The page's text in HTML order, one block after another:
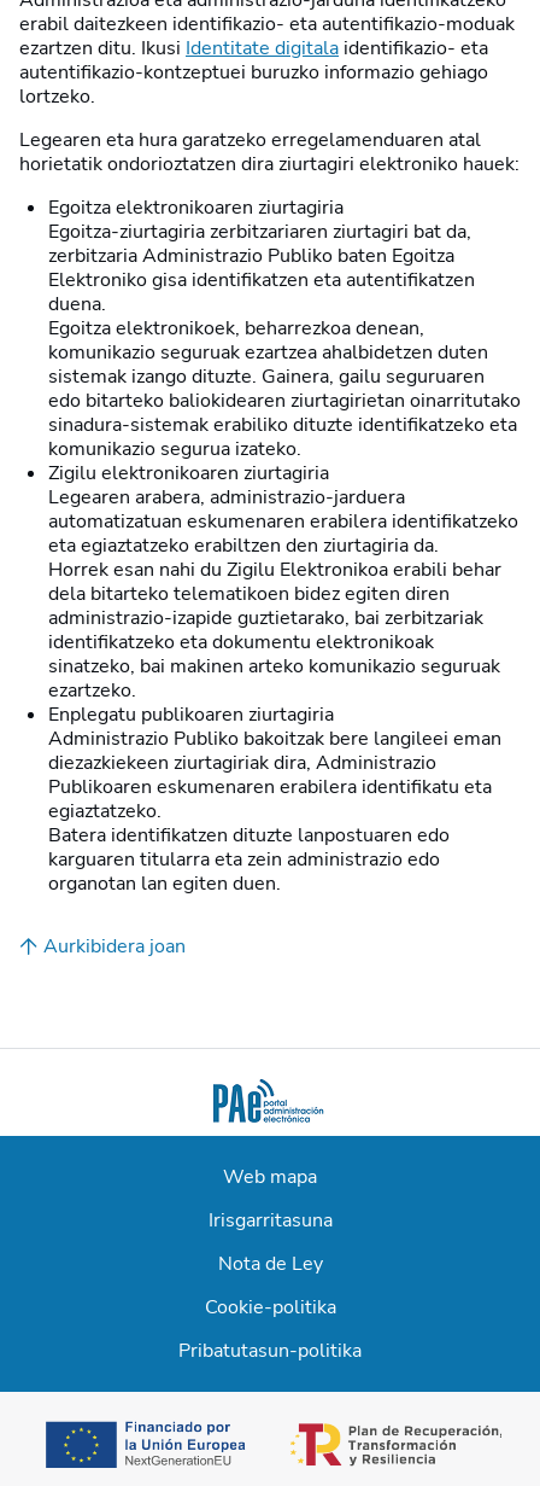
erabil daitezkeen identifikazio- eta autentifikazio-moduak
ezartzen ditu. Ikusi Identitate digitala identifikazio- eta
autentifikazio-kontzeptuei buruzko informazio gehiago
lortzeko.
Legearen eta hura garatzeko erregelamenduaren atal
horietatik ondorioztatzen dira ziurtagiri elektroniko hauek:
Egoitza elektronikoaren ziurtagiria
Egoitza-ziurtagiria zerbitzariaren ziurtagiri bat da,
zerbitzaria Administrazio Publiko baten Egoitza
Elektroniko gisa identifikatzen eta autentifikatzen
duena.
Egoitza elektronikoek, beharrezkoa denean,
komunikazio seguruak ezartzea ahalbidetzen duten
sistemak izango dituzte. Gainera, gailu seguruaren
edo bitarteko baliokidearen ziurtagirietan oinarritutako
sinadura-sistemak erabiliko dituzte identifikatzeko eta
komunikazio segurua izateko.
Zigilu elektronikoaren ziurtagiria
Legearen arabera, administrazio-jarduera
automatizatuan eskumenaren erabilera identifikatzeko
eta egiaztatzeko erabiltzen den ziurtagiria da.
Horrek esan nahi du Zigilu Elektronikoa erabili behar
dela bitarteko telematikoen bidez egiten diren
administrazio-izapide guztietarako, bai zerbitzariak
identifikatzeko eta dokumentu elektronikoak
sinatzeko, bai makinen arteko komunikazio seguruak
ezartzeko.
Enplegatu publikoaren ziurtagiria
Administrazio Publiko bakoitzak bere langileei eman
diezazkiekeen ziurtagiriak dira, Administrazio
Publikoaren eskumenaren erabilera identifikatu eta
egiaztatzeko.
Batera identifikatzen dituzte lanpostuaren edo
karguaren titularra eta zein administrazio edo
organotan lan egiten duen.
Aurkibidera joan
Web mapa
Irisgarritasuna
Nota de Ley
Cookie-politika
Pribatutasun-politika
opens in a new